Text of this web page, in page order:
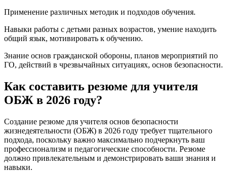
Применение различных методик и подходов обучения.
Навыки работы с детьми разных возрастов, умение находить
общий язык, мотивировать к обучению.
Знание основ гражданской обороны, планов мероприятий по
ГО, действий в чрезвычайных ситуациях, основ безопасности.
Как составить резюме для учителя
ОБЖ в 2026 году?
Создание резюме для учителя основ безопасности
жизнедеятельности (ОБЖ) в 2026 году требует тщательного
подхода, поскольку важно максимально подчеркнуть ваш
профессионализм и педагогические способности. Резюме
должно привлекательным и демонстрировать ваши знания и
навыки.